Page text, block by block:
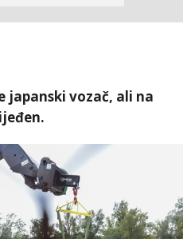
japanski vozač, ali na